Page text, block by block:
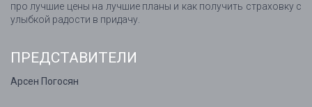
про лучшие цены на лучшие планы и как получить страховку с
улыбкой радости в придачу.
ПРЕДСТАВИТЕЛИ
Арсен Погосян